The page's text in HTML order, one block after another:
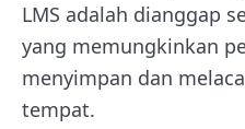
LMS adalah dianggap
yang memungkinkan
menyimpan dan
tempat.